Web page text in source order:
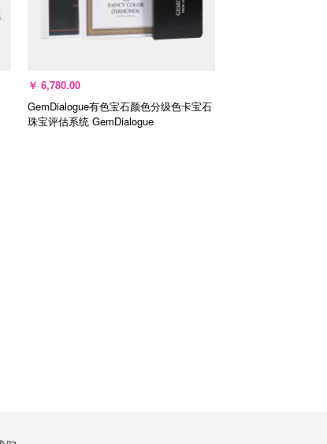
￥ 6,780.00
GemDialogue有色宝石颜色分级色卡宝石
珠宝评估系统 GemDialogue